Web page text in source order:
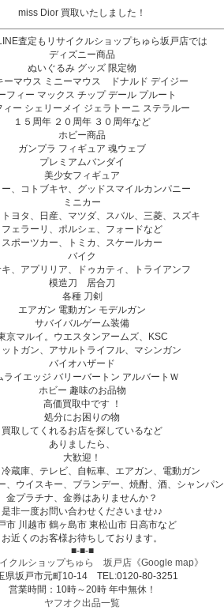
miss Dior 買取いたしました！
査定もリサイクルショップちゅら坂戸店では
ディズニー商品
ぬいぐるみ グッズ 限定物
ーマウス ミニーマウス ドナルド デイジー
フィー マックス チップ デール プルート
ィー シェリーメイ ジェラトーニ ステラルー
１５周年 ２０周年 ３０周年など
ホビー商品
ガンプラ フィギュア 魂ウェブ
プレミアムバンダイ
美少女フィギュア
ー、コトブキヤ、グッドスマイルカンパニー
ミニカー
ヨタ、日産、マツダ、スバル、三菱、スズキ
フェラーリ、ポルシェ、フォードなど
スポーツカー、トミカ、スケールカー
バイク
キ、アプリリア、ドゥカティ、トライアンフ
模造刀 居合刀
各種 刀剣
エアガン 電動ガン モデルガン
サバイバルゲーム装備
京マルイ。ウエスタンアームズ、KSC
ットガン、アサルトライフル、マシンガン
バイオハザード
ライエッジ バリーバートン アルバートＷ
ホビー 趣味のお品物
高価買取中です ！
処分にお困りの物
買取してくれるお店を探しているなど
ありましたら、
大歓迎！
蔵庫、テレビ、自転車、エアガン、電動ガン
、ウイスキー、ブランデー、焼酎、酒、シャンパン
金プラチナ、金券はありませんか？
是非一度お問い合わせくださいませ♪♪
市 川越市 鶴ヶ島市 東松山市 日高市など
お近くのお客様お待ちしております。
■-■-■
クルショップちゅら 坂戸店《Google map》
県坂戸市元町10-14 TEL:0120-80-3251
営業時間：10時～20時 年中無休！
ヤフオク出品一覧